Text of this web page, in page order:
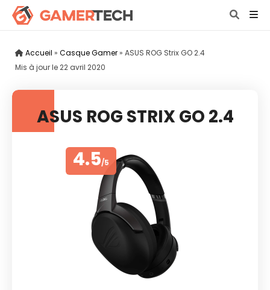
Accueil » Casque Gamer» ASUS ROG Strix GO 2.4
Mis à jour le22 avril 2020
ASUS ROG STRIX GO 2.4
4.5/5